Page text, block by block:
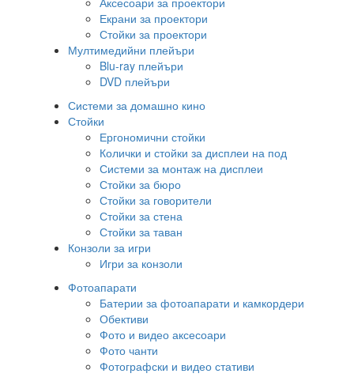
Екрани за проектори
Стойки за проектори
Мултимедийни плейъри
Blu-ray плейъри
DVD плейъри
Системи за домашно кино
Стойки
Ергономични стойки
Колички и стойки за дисплеи на под
Системи за монтаж на дисплеи
Стойки за бюро
Стойки за говорители
Стойки за стена
Стойки за таван
Конзоли за игри
Игри за конзоли
Фотоапарати
Батерии за фотоапарати и камкордери
Обективи
Фото и видео аксесоари
Фото чанти
Фотографски и видео стативи